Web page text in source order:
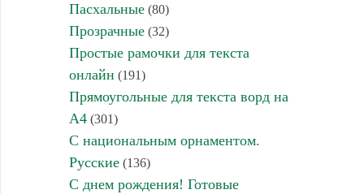
Пасхальные(80)
Прозрачные(32)
Простые рамочки для текста
онлайн (191)
Прямоугольные для текста ворд на
А4(301)
С национальным орнаментом.
Русские(136)
С днем рождения! Готовые